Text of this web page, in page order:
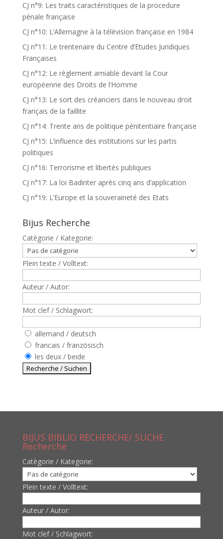
CJ n°9: Les traits caractéristiques de la procedure
pénale française
CJ n°10: L’Allemagne à la télévision française en 1984
CJ n°11: Le trentenaire du Centre d’Etudes Juridiques
Françaises
CJ n°12: Le règlement amiable devant la Cour
européenne des Droits de l’Homme
CJ n°13: Le sort des créanciers dans le nouveau droit
français de la faillite
CJ n°14: Trente ans de politique pénitentiaire française
CJ n°15: L’influence des institutions sur les partis
politiques
CJ n°16: Terrorisme et libertés publiques
CJ n°17: La loi Badinter après cinq ans d’application
CJ n°19: L’Europe et la souveraineté des Etats
Bijus Recherche
Catègorie / Kategorie:
Plein texte / Volltext:
Auteur / Autor:
Mot clef / Schlagwort:
allemand / deutsch
francais / französisch
les deux / beide
BIJUS BIBLIO RECHERCHE/ SUCHE
Recherche
Catègorie / Kategorie:
Plein texte / Volltext:
Auteur / Autor:
Mot clef / Schlagwort: